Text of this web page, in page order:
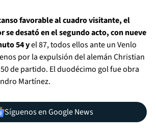
favorable al cuadro visitante, el
se desató en el segundo acto, con nueve
54 yel 87, todos ellos ante un Venlo
por la expulsión del alemán Christian
de partido. El duodécimo gol fue obra
Martínez.
Síguenos en Google News